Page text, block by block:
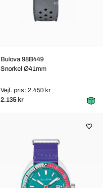
Bulova 98B449
Snorkel Ø41mm
Vejl. pris: 2.450 kr
2.135 kr